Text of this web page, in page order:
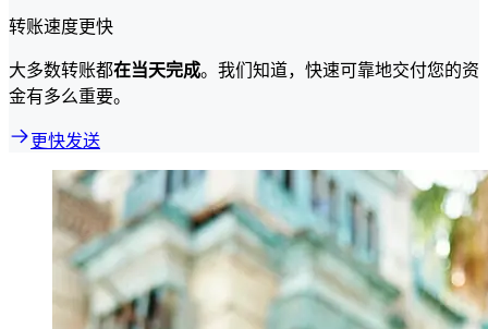
转账速度更快
大多数转账都在当天完成。我们知道，快速可靠地交付您的资
金有多么重要。
更快发送